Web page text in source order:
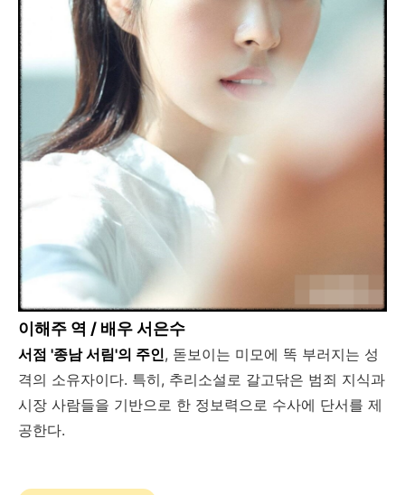
이해주 역 / 배우 서은수
서점 '종남 서림'의 주인, 돋보이는 미모에 똑 부러지는 성
격의 소유자이다. 특히, 추리소설로 갈고닦은 범죄 지식과
시장 사람들을 기반으로 한 정보력으로 수사에 단서를 제
공한다.